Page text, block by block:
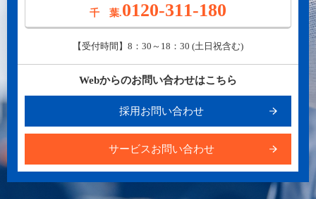
千 葉.0120-311-180
【受付時間】8：30～18：30 (土日祝含む)
Webからのお問い合わせはこちら
採用お問い合わせ
サービスお問い合わせ